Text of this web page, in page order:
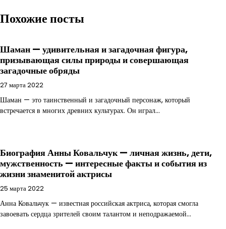
Похожие посты
Шаман — удивительная и загадочная фигура,
призывающая силы природы и совершающая
загадочные обряды
27 марта 2022
Шаман — это таинственный и загадочный персонаж, который
встречается в многих древних культурах. Он играл…
Биография Анны Ковальчук — личная жизнь, дети,
мужственность — интересные факты и события из
жизни знаменитой актрисы
25 марта 2022
Анна Ковальчук — известная российская актриса, которая смогла
завоевать сердца зрителей своим талантом и неподражаемой…